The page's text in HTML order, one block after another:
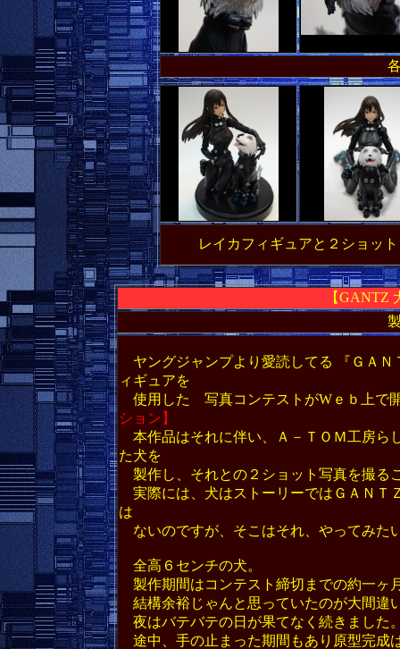
レイカフィギュアと２ショット
【GANTZ
ヤングジャンプより愛読してる 『ＧＡＮ
ィギュアを
使用した 写真コンテストがWｅｂ上で
ション】
本作品はそれに伴い、Ａ－ＴＯＭ工房ら
た犬を
製作し、それとの２ショット写真を撮る
実際には、犬はストーリーではＧＡＮＴ
は
ないのですが、そこはそれ、やってみた
全高６センチの犬。
製作期間はコンテスト締切までの約一ヶ
結構余裕じゃんと思っていたのが大間違
夜はバテバテの日が果てなく続きました
途中、手の止まった期間もあり原型完成